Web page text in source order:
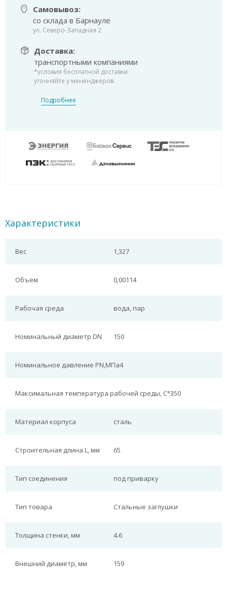
Самовывоз:
со склада в Барнауле
ул. Северо-Западная 2
Доставка:
транспортными компаниями
*условия бесплатной доставки
уточняйте у мененджеров
Подробнее
Характеристики
Вес 1,327
Объем 0,00114
Рабочая среда вода, пар
Номинальный диаметр DN 150
Номинальное давление PN,МПа4
Максимальная температура рабочей среды, С°350
Материал корпуса сталь
Строительная длина L, мм 65
Тип соединения под приварку
Тип товара Стальные заглушки
Толщина стенки, мм 4.6
Внешний диаметр, мм 159